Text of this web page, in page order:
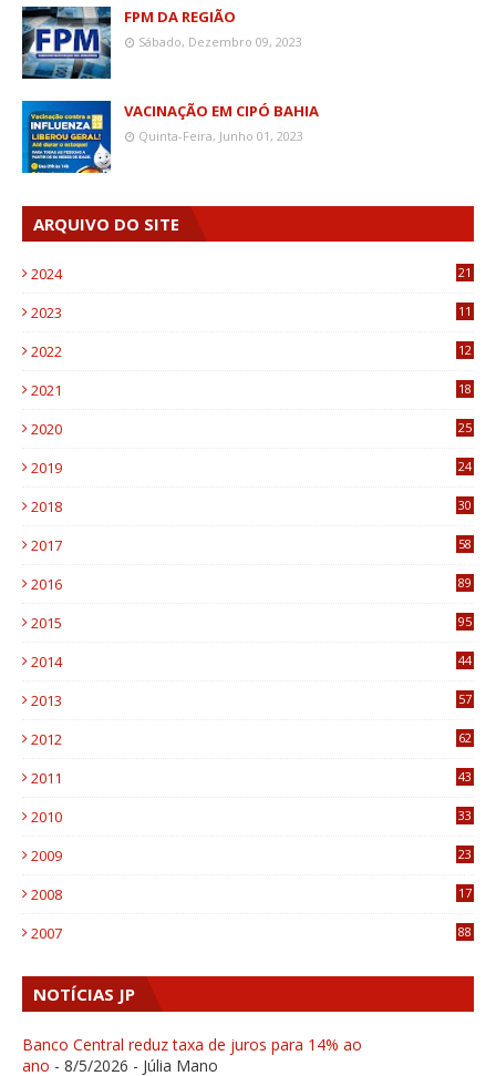
FPM DA REGIÃO
Sábado, Dezembro 09, 2023
VACINAÇÃO EM CIPÓ BAHIA
Quinta-Feira, Junho 01, 2023
ARQUIVO DO SITE
2024 21
2023
11
2022
12
2021
18
2020
25
2019
24
2018
30
2017
58
2016
89
2015
95
2014
44
2013
57
2012
62
2011
43
2010
33
2009
23
2008
17
2007 88
NOTÍCIAS JP
Banco Central reduz taxa de juros para 14% ao
ano - 8/5/2026 - Júlia Mano